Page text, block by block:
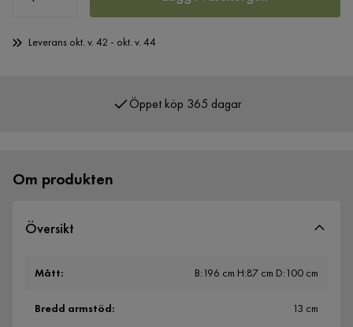
Leverans okt. v. 42 - okt. v. 44
Om produkten
Översikt
Mått: B:196 cm H:87 cm D:100 cm
Bredd armstöd: 13 cm